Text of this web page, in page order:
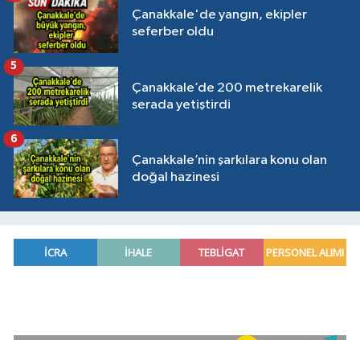
Çanakkale'de yangın, ekipler
seferber oldu
Çanakkale’de 200 metrekarelik
serada yetiştirdi
5
Çanakkale’nin şarkılara konu olan
doğal hazinesi
6